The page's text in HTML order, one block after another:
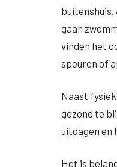
gaan
vinden het
speuren of
Naast
gezond te
uitdagen en
Het is